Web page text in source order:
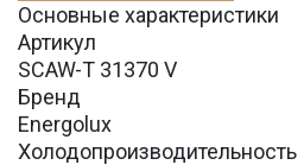
Основные характеристики
Артикул
SCAW-T 31370 V
Бренд
Energolux
Холодопроизводительность